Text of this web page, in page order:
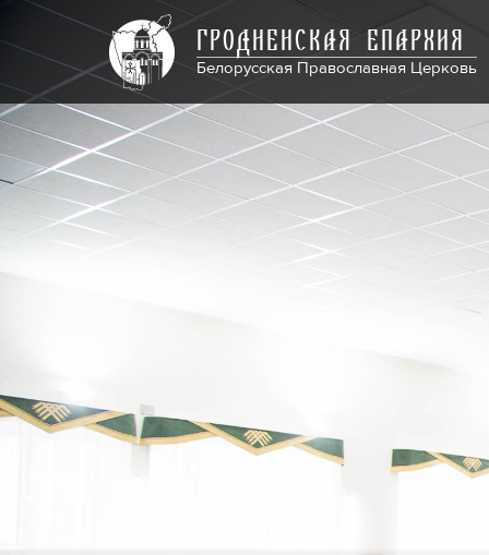
ГРОДНЕНСКАЯ ЕПАРХИЯ
Белорусская Православная Церковь